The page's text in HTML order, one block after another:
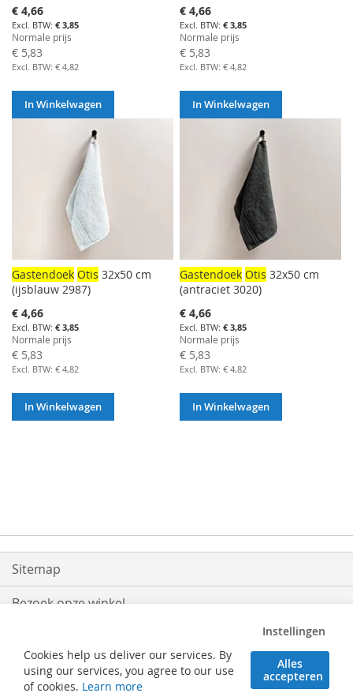
Aanbiedingsprijs
€ 4,66
€ 3,85
Normale prijs
€ 5,83
€ 4,82
In Winkelwagen
Aanbiedingsprijs
€ 4,66
€ 3,85
Normale prijs
€ 5,83
€ 4,82
In Winkelwagen
Gastendoek Otis 32x50 cm
(ijsblauw 2987)
Aanbiedingsprijs
€ 4,66
€ 3,85
Normale prijs
€ 5,83
€ 4,82
In Winkelwagen
Gastendoek Otis 32x50 cm
(antraciet 3020)
Aanbiedingsprijs
€ 4,66
€ 3,85
Normale prijs
€ 5,83
€ 4,82
In Winkelwagen
Sitemap
Bezoek onze winkel
Retouren
Cookies help us deliver our services. By
using our services, you agree to our use
of cookies. Learn more
Instellingen
Alles
accepteren